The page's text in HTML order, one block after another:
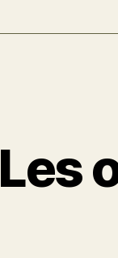
Les